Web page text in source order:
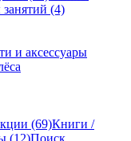
(4)
и аксессуары
(69)Книги /
(12)Поиск